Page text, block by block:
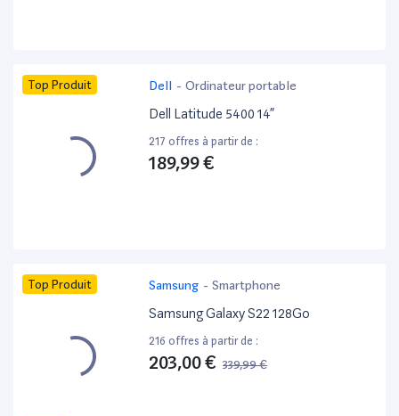
Top Produit Dell - Ordinateur portable
Dell Latitude 5400 14”
217 offres à partir de :
189,99 €
Top Produit Samsung - Smartphone
Samsung Galaxy S22 128Go
216 offres à partir de :
203,00 € 339,99 €